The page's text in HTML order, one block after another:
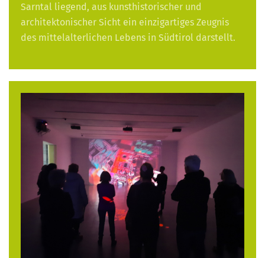
Sarntal liegend, aus kunsthistorischer und
architektonischer Sicht ein einzigartiges Zeugnis
des mittelalterlichen Lebens in Südtirol darstellt.